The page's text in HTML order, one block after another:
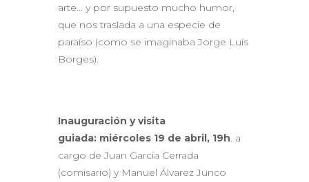
arte… y por supuesto mucho humor,
que nos traslada a una especie de
paraíso (como se imaginaba Jorge Luís
Borges).
Inauguración y visita
guiada: miércoles 19 de abril, 19h. a
cargo de Juan García Cerrada
(comisario) y Manuel Álvarez Junco